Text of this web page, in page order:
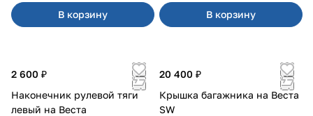
В корзину В корзину
2 600 ₽
Наконечник рулевой тяги
левый на Веста
20 400 ₽
Крышка багажника на Веста
SW